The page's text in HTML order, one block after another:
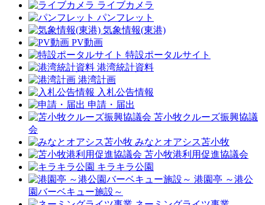
ライブカメラ
パンフレット
気象情報(東港)
PV動画
特設ポータルサイト
港湾統計資料
港湾計画
入札公告情報
申請・届出
苫小牧クルーズ振興協議
会
みなとオアシス苫小牧
苫小牧港利用促進協議会
キラキラ公園
港園亭 ～港公
園バーベキュー施設～